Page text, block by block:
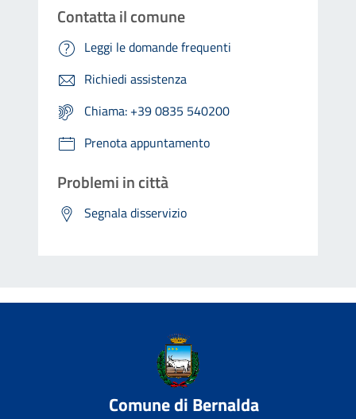
Contatta il comune
Leggi le domande frequenti
Richiedi assistenza
Chiama: +39 0835 540200
Prenota appuntamento
Problemi in città
Segnala disservizio
Comune di Bernalda